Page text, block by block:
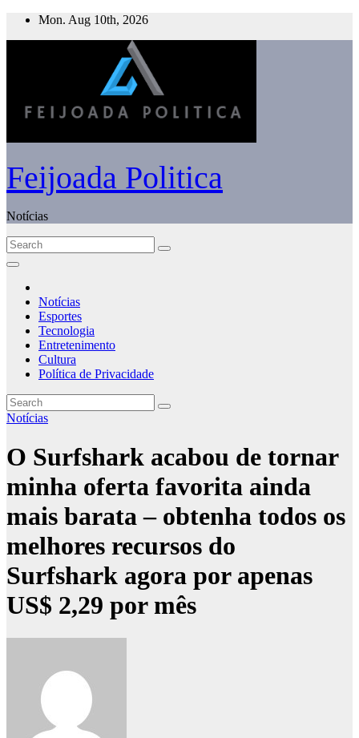
Skip
Mon. Aug 10th, 2026
Feijoada Politica
Notícias
Notícias
Esportes
Tecnologia
Entretenimento
Cultura
Política de Privacidade
Notícias
O Surfshark acabou de tornar
minha oferta favorita ainda
mais barata – obtenha todos os
melhores recursos do
Surfshark agora por apenas
US$ 2,29 por mês